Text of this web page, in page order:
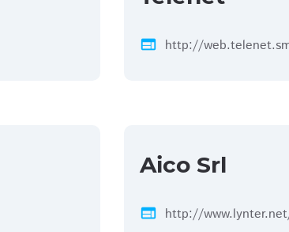
web http://
Aico Srl
web http://